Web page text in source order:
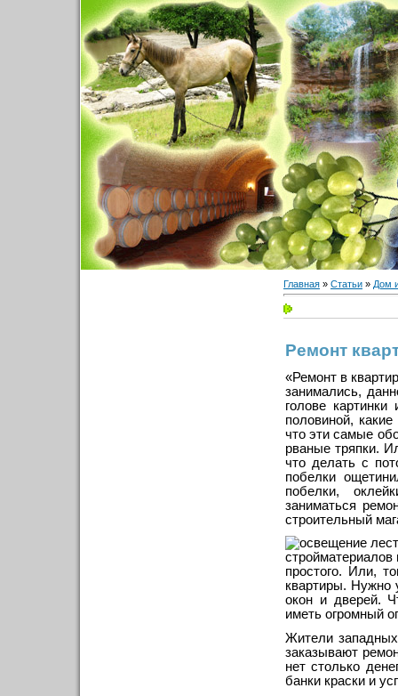
Главная » Статьи » Дом
Ремонт
«Ремонт в
занимались,
голове
половиной,
что эти самые
рваные тряпки.
что делать с
побелки
побелки,
заниматься
строительный
стройматериалов
простого. Или,
квартиры. Нужно
окон и дверей.
иметь огромный
Жители
заказывают
нет столько
банки краски и